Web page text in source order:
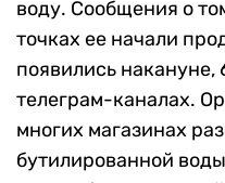
воду. Сообщения о
точках ее начали
появились накануне,
телеграм-каналах.
многих магазинах
бутилированной